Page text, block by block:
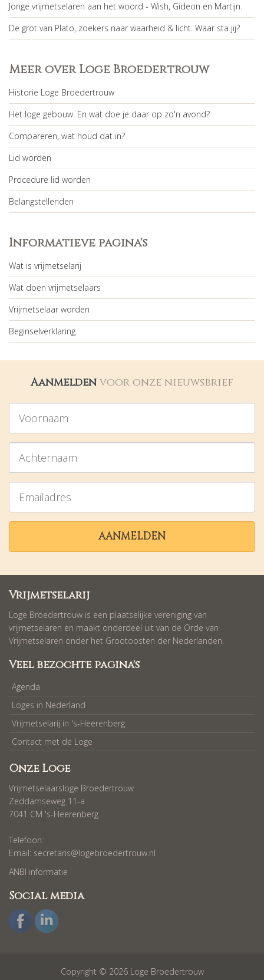
Jonge vrijmetselaren aan het woord - Wish, Gideon en Martijn.
De grot van Plato, zoekers naar waarheid & licht. Waar sta jij?
Meer over Loge Broedertrouw
Historie Loge Broedertrouw
Het loge gebouw. En wat doe je daar op zo'n avond?
Compareren, wat houd dat in?
Lid worden
Procedure lid worden
Belangstellenden
Informatieve pagina's
Wat is vrijmetselarij
Wat doen vrijmetselaars
Vrijmetselaar worden
Beginselverklaring
Aanmelden voor onze nieuwsbrief
Voornaam
Achternaam
Emailadres
AANMELDEN
Vrijmetselarij
Loge Broedertrouw is een plaatselijke vereniging van
vrijmetselaren en maakt onderdeel uit van de Orde van
Vrijmetselaren onder het Grootoosten der Nederlanden.
Veel bezochte pagina's
Agenda
Loges in Nederland
Vrijmetselarij in 's-Heerenberg
Contact met de Loge
Onze Loge
Vrijmetselaarsloge Broedertrouw
Zeddamseweg 11-a
7041 CM 's-Heerenberg
Telefoon:
Email: secretaris@logebroedertrouw.nl
ANBI informatie
Social media
Copyright © 2026 Loge Broedertrouw